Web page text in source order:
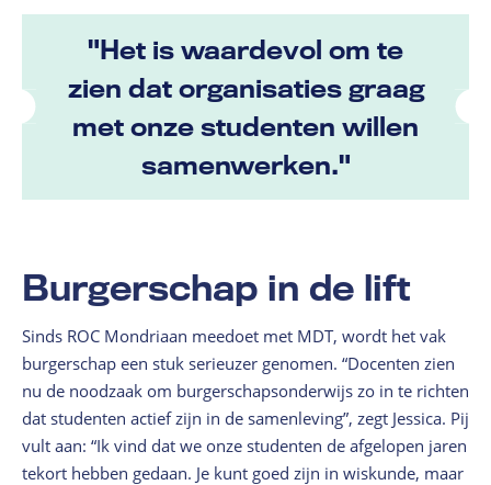
"Het is waardevol om te
zien dat organisaties graag
met onze studenten willen
samenwerken."
Burgerschap in de lift
Sinds ROC Mondriaan meedoet met MDT, wordt het vak
burgerschap een stuk serieuzer genomen. “Docenten zien
nu de noodzaak om burgerschapsonderwijs zo in te richten
dat studenten actief zijn in de samenleving”, zegt Jessica. Pij
vult aan: “Ik vind dat we onze studenten de afgelopen jaren
tekort hebben gedaan. Je kunt goed zijn in wiskunde, maar